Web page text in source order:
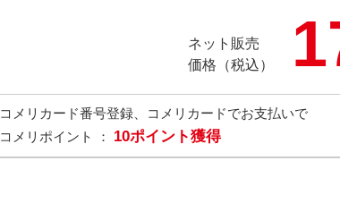
ネット販売
価格（税込）
コメリカード番号登録、コメリカードでお支払いで
コメリポイント ： 10ポイント獲得